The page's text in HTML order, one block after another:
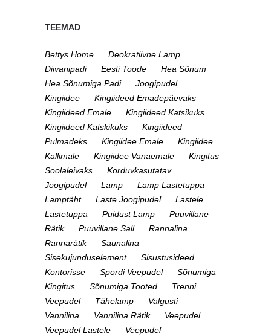
TEEMAD
Bettys Home
Deokratiivne Lamp
Diivanipadi
Eesti Toode
Hea Sõnum
Hea Sõnumiga Padi
Joogipudel
Kingiidee
Kingiideed Emadepäevaks
Kingiideed Emale
Kingiideed Katsikuks
Kingiideed Katskikuks
Kingiideed
Pulmadeks
Kingiidee Emale
Kingiidee
Kallimale
Kingiidee Vanaemale
Kingitus
Soolaleivaks
Korduvkasutatav
Joogipudel
Lamp
Lamp Lastetuppa
Lamptäht
Laste Joogipudel
Lastele
Lastetuppa
Puidust Lamp
Puuvillane
Rätik
Puuvillane Sall
Rannalina
Rannarätik
Saunalina
Sisekujunduselement
Sisustusideed
Kontorisse
Spordi Veepudel
Sõnumiga
Kingitus
Sõnumiga Tooted
Trenni
Veepudel
Tähelamp
Valgusti
Vannilina
Vannilina Rätik
Veepudel
Veepudel Lastele
Veepudel